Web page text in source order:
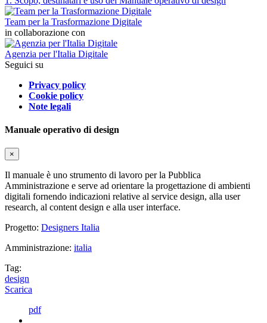
Team per la Trasformazione Digitale
in collaborazione con
Agenzia per l'Italia Digitale
Seguici su
Privacy policy
Cookie policy
Note legali
Manuale operativo di design
×
Il manuale è uno strumento di lavoro per la Pubblica
Amministrazione e serve ad orientare la progettazione di ambienti
digitali fornendo indicazioni relative al service design, alla user
research, al content design e alla user interface.
Progetto: Designers Italia
Amministrazione: italia
Tag:
design
Scarica
pdf